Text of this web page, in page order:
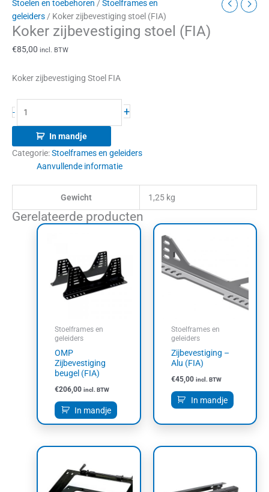
Stoelen en toebehoren / Stoelframes en
geleiders/ Koker zijbevestiging stoel (FIA)
Koker zijbevestiging stoel (FIA)
€85,00 incl. BTW
Koker zijbevestiging Stoel FIA
- +
In mandje
Categorie:Stoelframes en geleiders
Aanvullende informatie
Gewicht 1,25 kg
Gerelateerde producten
Stoelframes en
geleiders
OMP
Zijbevestiging
beugel (FIA)
€206,00 incl. BTW
In mandje
Stoelframes en
geleiders
Zijbevestiging –
Alu (FIA)
€45,00 incl. BTW
In mandje